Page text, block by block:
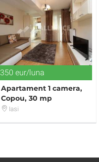
350 eur/luna
Apartament 1 camera,
Copou, 30 mp
Iasi